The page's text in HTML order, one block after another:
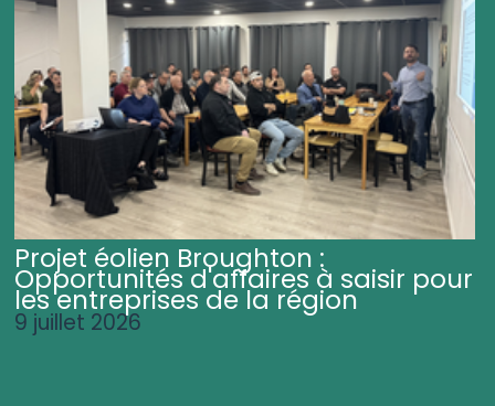
Projet éolien Broughton :
Opportunités d'affaires à saisir pour
les entreprises de la région
9 juillet 2026